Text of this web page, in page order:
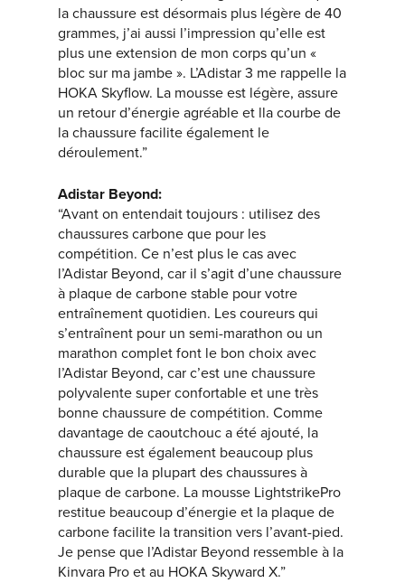
la chaussure est désormais plus légère de 40
grammes, j’ai aussi l’impression qu’elle est
plus une extension de mon corps qu’un «
bloc sur ma jambe ». L’Adistar 3 me rappelle la
HOKA Skyflow. La mousse est légère, assure
un retour d’énergie agréable et lla courbe de
la chaussure facilite également le
déroulement.”
Adistar Beyond:
“Avant on entendait toujours : utilisez des
chaussures carbone que pour les
compétition. Ce n’est plus le cas avec
l’Adistar Beyond, car il s’agit d’une chaussure
à plaque de carbone stable pour votre
entraînement quotidien. Les coureurs qui
s’entraînent pour un semi-marathon ou un
marathon complet font le bon choix avec
l’Adistar Beyond, car c’est une chaussure
polyvalente super confortable et une très
bonne chaussure de compétition. Comme
davantage de caoutchouc a été ajouté, la
chaussure est également beaucoup plus
durable que la plupart des chaussures à
plaque de carbone. La mousse LightstrikePro
restitue beaucoup d’énergie et la plaque de
carbone facilite la transition vers l’avant-pied.
Je pense que l’Adistar Beyond ressemble à la
Kinvara Pro et au HOKA Skyward X.”